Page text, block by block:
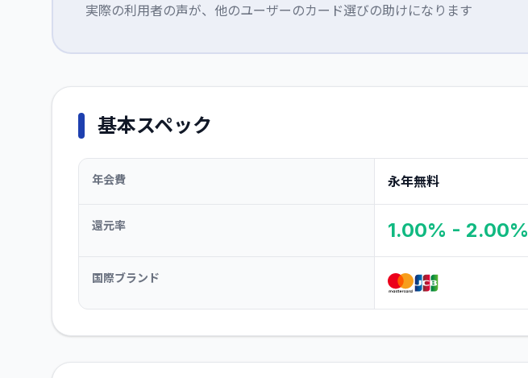
実際の利用者の声が、他のユーザーのカード選びの助けになります
基本スペック
年会費 永年無料
還元率 1.00% - 2.00%
国際ブランド